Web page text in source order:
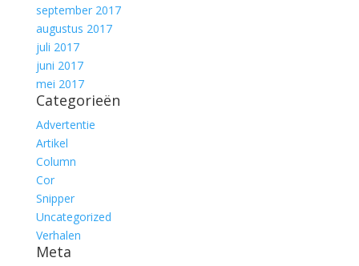
september 2017
augustus 2017
juli 2017
juni 2017
mei 2017
Categorieën
Advertentie
Artikel
Column
Cor
Snipper
Uncategorized
Verhalen
Meta